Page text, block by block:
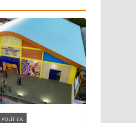
POLÍTICA